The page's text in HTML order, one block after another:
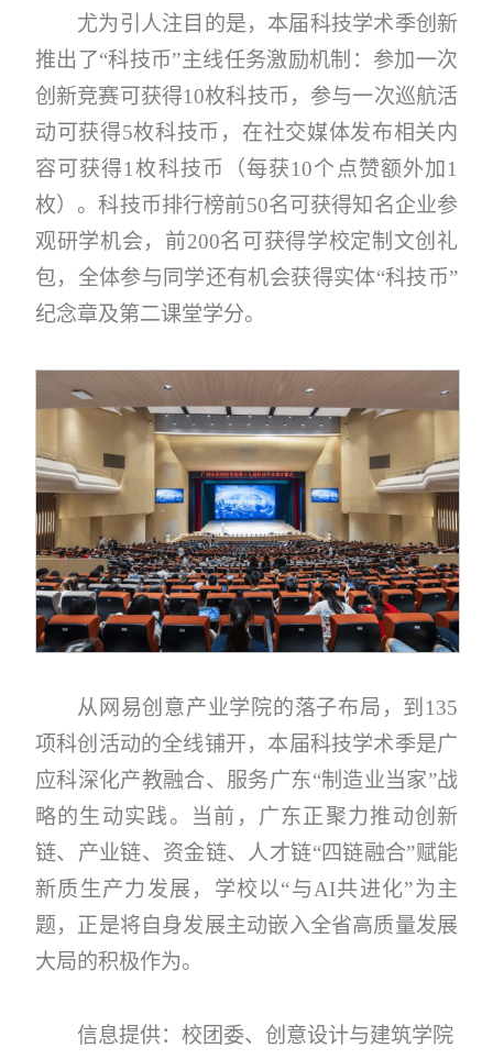
尤为引人注目的是，本届科技学术季创新
推出了“科技币”主线任务激励机制：参加一次
创新竞赛可获得10枚科技币，参与一次巡航活
动可获得5枚科技币，在社交媒体发布相关内
容可获得1枚科技币（每获10个点赞额外加1
枚）。科技币排行榜前50名可获得知名企业参
观研学机会，前200名可获得学校定制文创礼
包，全体参与同学还有机会获得实体“科技币”
纪念章及第二课堂学分。
从网易创意产业学院的落子布局，到135
项科创活动的全线铺开，本届科技学术季是广
应科深化产教融合、服务广东“制造业当家”战
略的生动实践。当前，广东正聚力推动创新
链、产业链、资金链、人才链“四链融合”赋能
新质生产力发展，学校以“与AI共进化”为主
题，正是将自身发展主动嵌入全省高质量发展
大局的积极作为。
信息提供：校团委、创意设计与建筑学院